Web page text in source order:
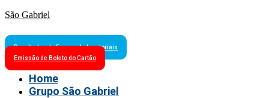
São Gabriel
Resultados de Exames Laboratoriais
Emissão de Boleto do Cartão
Home
Grupo São Gabriel